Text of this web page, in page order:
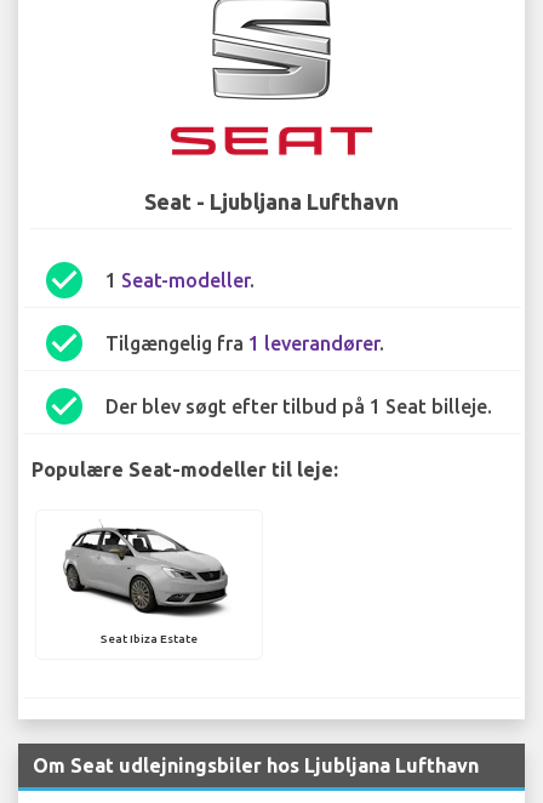
Seat - Ljubljana Lufthavn
check_circle 1 Seat-modeller.
check_circle Tilgængelig fra 1 leverandører.
check_circle Der blev søgt efter tilbud på 1 Seat billeje.
Populære Seat-modeller til leje:
Seat Ibiza Estate
Om Seat udlejningsbiler hos Ljubljana Lufthavn